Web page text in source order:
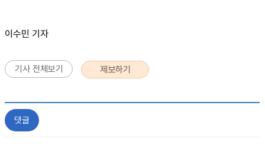
이수민 기자
기사 전체보기 제보하기
댓글